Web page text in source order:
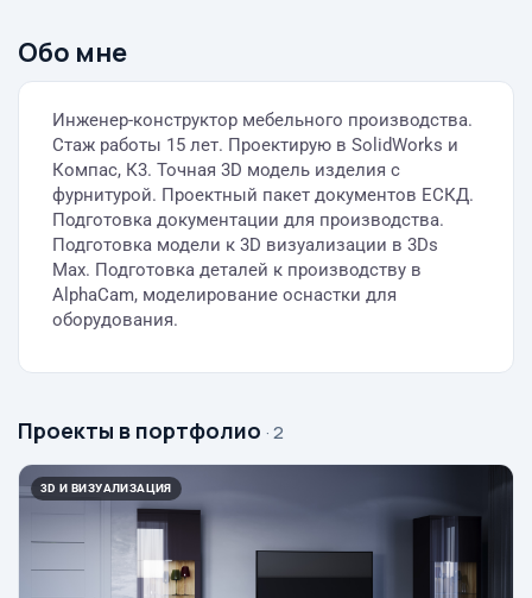
Обо мне
Инженер-конструктор мебельного производства.
Стаж работы 15 лет. Проектирую в SolidWorks и
Компас, К3. Точная 3D модель изделия с
фурнитурой. Проектный пакет документов ЕСКД.
Подготовка документации для производства.
Подготовка модели к 3D визуализации в 3Ds
Max. Подготовка деталей к производству в
AlphaCam, моделирование оснастки для
оборудования.
Проекты в портфолио · 2
3D И ВИЗУАЛИЗАЦИЯ